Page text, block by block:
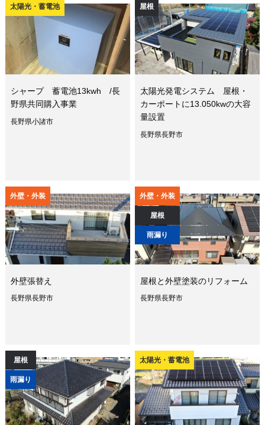
太陽光・蓄電池
シャープ 蓄電池13kwh /長
野県共同購入事業
長野県小諸市
屋根
太陽光発電システム 屋根・
カーポートに13.050kwの大容
量設置
長野県長野市
外壁・外装
外壁張替え
長野県長野市
外壁・外装
屋根
雨漏り
屋根と外壁塗装のリフォーム
長野県長野市
屋根
雨漏り
太陽光・蓄電池